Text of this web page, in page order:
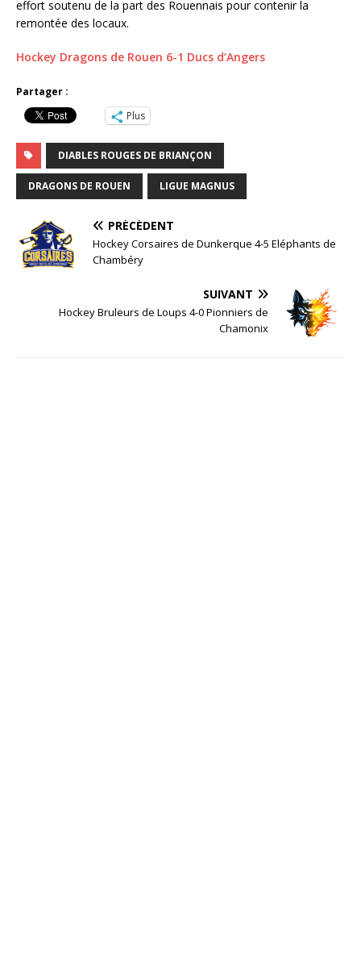
effort soutenu de la part des Rouennais pour contenir la
remontée des locaux.
Hockey Dragons de Rouen 6-1 Ducs d’Angers
Partager :
Plus
DIABLES ROUGES DE BRIANÇON
DRAGONS DE ROUEN LIGUE MAGNUS
PRÉCÉDENT
Hockey Corsaires de Dunkerque 4-5 Eléphants de
Chambéry
SUIVANT
Hockey Bruleurs de Loups 4-0 Pionniers de
Chamonix